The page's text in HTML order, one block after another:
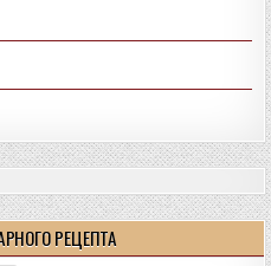
РЕЦЕПТА